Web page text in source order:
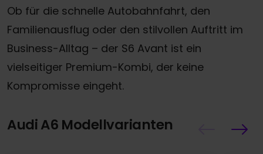
Ob für die schnelle Autobahnfahrt, den
Familienausflug oder den stilvollen Auftritt im
Business-Alltag – der S6 Avant ist ein
vielseitiger Premium-Kombi, der keine
Kompromisse eingeht.
Audi A6 Modellvarianten